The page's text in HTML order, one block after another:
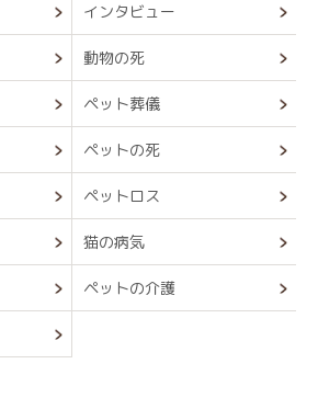
インタビュー
動物の死
ペット葬儀
ペットの死
ペットロス
猫の病気
ペットの介護